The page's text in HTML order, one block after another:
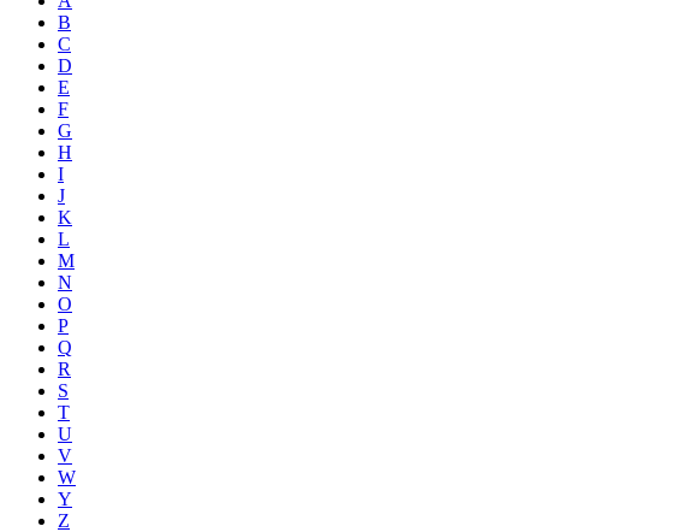
B
C
D
E
F
G
H
I
J
K
L
M
N
O
P
Q
R
S
T
U
V
W
Y
Z